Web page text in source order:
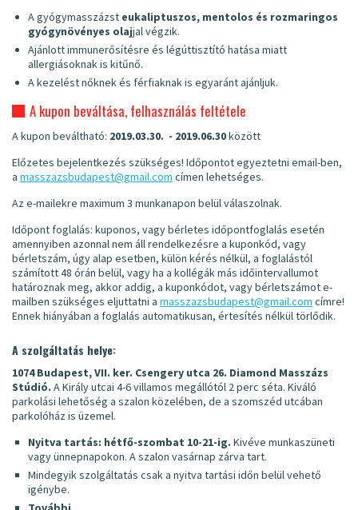
A gyógymasszázst eukaliptuszos, mentolos és rozmaringos
gyógynövényes olajjal végzik.
Ajánlott immunerősítésre és légúttisztító hatása miatt
allergiásoknak is kitűnő.
A kezelést nőknek és férfiaknak is egyaránt ajánljuk.
A kupon beváltása, felhasználás feltétele
A kupon beváltható: 2019.03.30. - 2019.06.30között
Előzetes bejelentkezés szükséges! Időpontot egyeztetni email-ben,
a masszazsbudapest@gmail.com címen lehetséges.
Az e-mailekre maximum 3 munkanapon belül válaszolnak.
Időpont foglalás: kuponos, vagy bérletes időpontfoglalás esetén
amennyiben azonnal nem áll rendelkezésre a kuponkód, vagy
bérletszám, úgy alap esetben, külön kérés nélkül, a foglalástól
számított 48 órán belül, vagy ha a kollégák más időintervallumot
határoznak meg, akkor addig, a kuponkódot, vagy bérletszámot e-
mailben szükséges eljuttatni a masszazsbudapest@gmail.com címre!
Ennek hiányában a foglalás automatikusan, értesítés nélkül törlődik.
A szolgáltatás helye:
1074 Budapest, VII. ker. Csengery utca 26. Diamond Masszázs
Stúdió. A Király utcai 4-6 villamos megállótól 2 perc séta. Kiváló
parkolási lehetőség a szalon közelében, de a szomszéd utcában
parkolóház is üzemel.
Nyitva tartás: hétfő-szombat 10-21-ig. Kivéve munkaszüneti
vagy ünnepnapokon. A szalon vasárnap zárva tart.
Mindegyik szolgáltatás csak a nyitva tartási időn belül vehető
igénybe.